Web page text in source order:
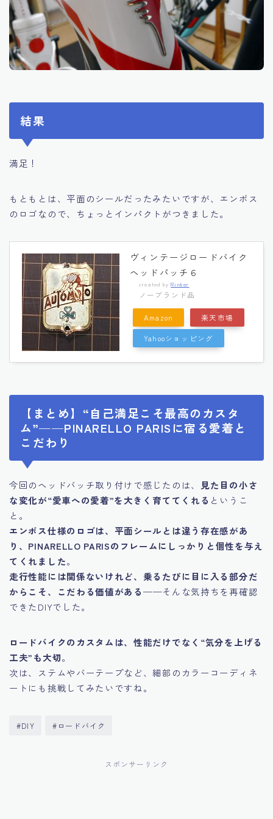
結果
満足！
もともとは、平面のシールだったみたいですが、エンボス
のロゴなので、ちょっとインパクトがつきました。
ヴィンテージロードバイク
ヘッドパッチ６
created byRinker
ノーブランド品
Amazon 楽天市場
Yahooショッピング
【まとめ】“自己満足こそ最高のカスタ
ム”——PINARELLO PARISに宿る愛着と
こだわり
今回のヘッドバッチ取り付けで感じたのは、
見た目の小さ
な変化が“愛車への愛着”を大きく育ててくれる というこ
と。
エンボス仕様のロゴは、平面シールとは違う存在感があ
り、PINARELLO PARISのフレームにしっかりと個性を与え
てくれました。
走行性能には関係ないけれど、乗るたびに目に入る部分だ
からこそ、こだわる価値がある——そんな気持ちを再確認
できたDIYでした。
ロードバイクのカスタムは、性能だけでなく“気分を上げる
工夫”も大切。
次は、ステムやバーテープなど、細部のカラーコーディネ
ートにも挑戦してみたいですね。
#DIY #ロードバイク
スポンサーリンク